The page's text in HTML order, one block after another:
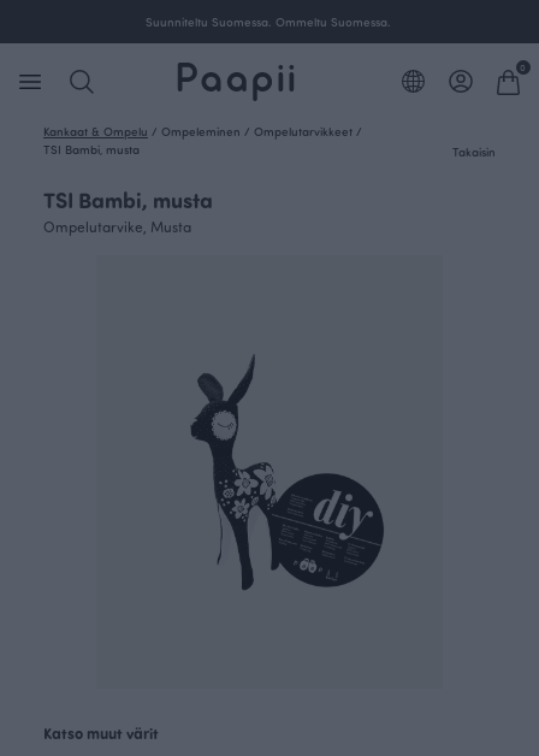
Suunniteltu Suomessa. Ommeltu Suomessa.
0
Kankaat & Ompelu / Ompeleminen / Ompelutarvikkeet /
TSI Bambi, musta
Takaisin
TSI Bambi, musta
Ompelutarvike, Musta
Katso muut värit